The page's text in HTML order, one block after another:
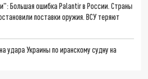
Большая ошибка Palantir в России. Страны
поставки оружия. ВСУ теряют
удара Украины по иранскому судну на